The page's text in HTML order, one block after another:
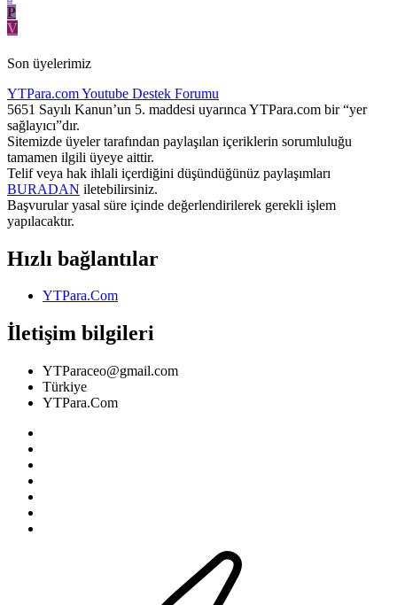
P
V
Son üyelerimiz
YTPara.comYoutube Destek Forumu
5651 Sayılı Kanun’un 5. maddesi uyarınca YTPara.com bir “yer
sağlayıcı”dır.
Sitemizde üyeler tarafından paylaşılan içeriklerin sorumluluğu
tamamen ilgili üyeye aittir.
Telif veya hak ihlali içerdiğini düşündüğünüz paylaşımları
BURADAN iletebilirsiniz.
Başvurular yasal süre içinde değerlendirilerek gerekli işlem
yapılacaktır.
Hızlı bağlantılar
YTPara.Com
İletişim bilgileri
YTParaceo@gmail.com
Türkiye
YTPara.Com